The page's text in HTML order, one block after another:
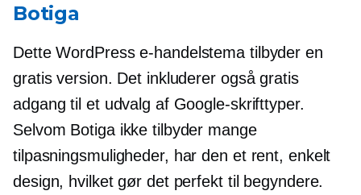
Botiga
Dette WordPress e-handelstema tilbyder en
gratis version. Det inkluderer også gratis
adgang til et udvalg af Google-skrifttyper.
Selvom Botiga ikke tilbyder mange
tilpasningsmuligheder, har den et rent, enkelt
design, hvilket gør det perfekt til begyndere.